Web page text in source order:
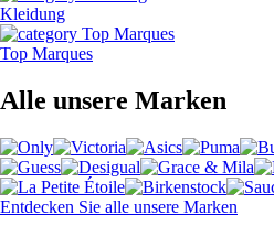
Kleidung
Top Marques
Alle unsere Marken
Entdecken Sie alle unsere Marken